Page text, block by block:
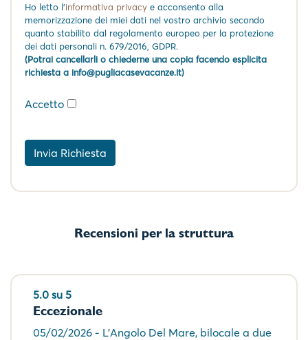
Ho letto l'informativa privacy e acconsento alla
memorizzazione dei miei dati nel vostro archivio secondo
quanto stabilito dal regolamento europeo per la protezione
dei dati personali n. 679/2016, GDPR.
(Potrai cancellarli o chiederne una copia facendo esplicita
richiesta a info@pugliacasevacanze.it)
Accetto
Invia Richiesta
Recensioni per la struttura
5.0 su 5
Eccezionale
05/02/2026 - L'Angolo Del Mare, bilocale a due